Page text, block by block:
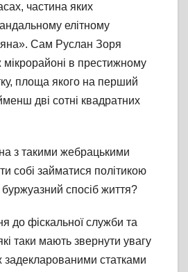
частина яких
елітному
Сам Руслан Зоря
в престижному
площа якого на перший
дві сотні квадратних
з такими жебрацькими
собі займатися політикою
буржуазний спосіб життя?
до фіскальної служби та
таки мають звернути увагу
задекларованими статками